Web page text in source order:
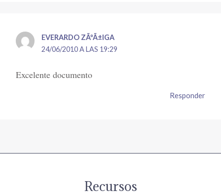
EVERARDO ZÃºÃ±IGA
24/06/2010 A LAS 19:29
Excelente documento
Responder
Recursos